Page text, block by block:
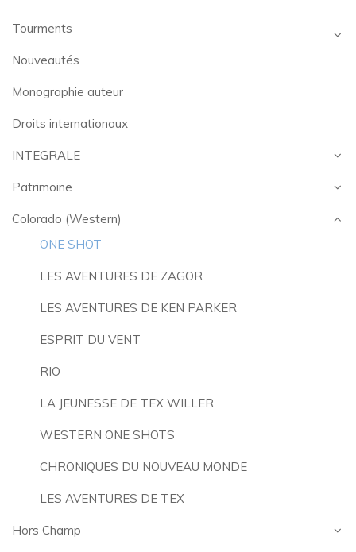
Tourments
Nouveautés
Monographie auteur
Droits internationaux
INTEGRALE
Patrimoine
Colorado (Western)
ONE SHOT
LES AVENTURES DE ZAGOR
LES AVENTURES DE KEN PARKER
ESPRIT DU VENT
RIO
LA JEUNESSE DE TEX WILLER
WESTERN ONE SHOTS
CHRONIQUES DU NOUVEAU MONDE
LES AVENTURES DE TEX
Hors Champ